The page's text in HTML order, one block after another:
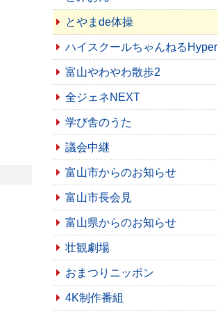
とやまde体操
ハイスクールちゃんねるHyper
富山やわやわ散歩2
全ジェネNEXT
学び舎のうた
議会中継
富山市からのお知らせ
富山市長会見
富山県からのお知らせ
壮観劇場
おまつりニッポン
4K制作番組